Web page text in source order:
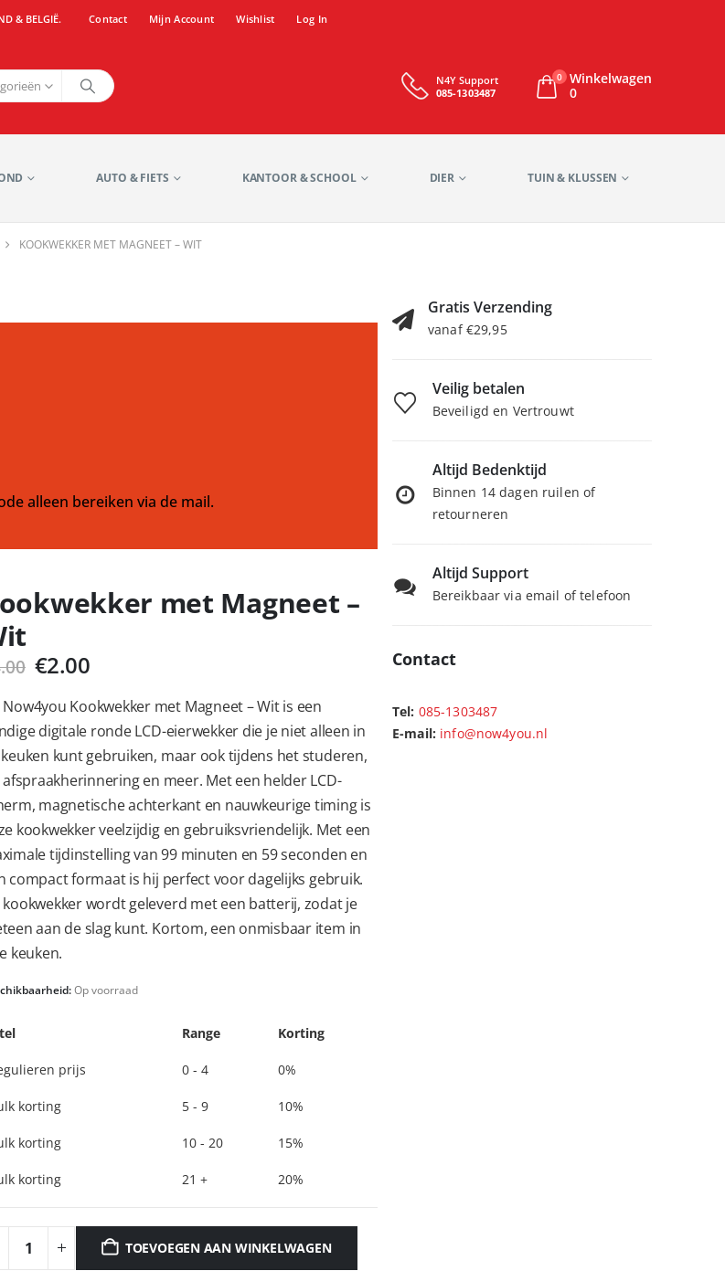
& BELGIË. Contact Mijn Account Wishlist Log In
N4Y Support
085-1303487
0 Winkelwagen
0
AUTO & FIETS KANTOOR & SCHOOL DIER TUIN & KLUSSEN
KOOKWEKKER MET MAGNEET – WIT
alleen bereiken via de mail.
met Magneet –
Oorspronkelijke
was:
€4.00.
€2.00Huidige
is:
€2.00.
Now4you Kookwekker met Magneet – Wit is een
digitale ronde LCD-eierwekker die je niet alleen in
kunt gebruiken, maar ook tijdens het studeren,
afspraakherinnering en meer. Met een helder LCD-
magnetische achterkant en nauwkeurige timing is
kookwekker veelzijdig en gebruiksvriendelijk. Met een
tijdinstelling van 99 minuten en 59 seconden en
compact formaat is hij perfect voor dagelijks gebruik.
kookwekker wordt geleverd met een batterij, zodat je
aan de slag kunt. Kortom, een onmisbaar item in
keuken.
Op voorraad
Range Korting
prijs 0 - 4 0%
korting 5 - 9 10%
korting 10 - 20 15%
korting 21 + 20%
TOEVOEGEN AAN WINKELWAGEN
Gratis Verzending
vanaf €29,95
Veilig betalen
Beveiligd en Vertrouwt
Altijd Bedenktijd
Binnen 14 dagen ruilen of
retourneren
Altijd Support
Bereikbaar via email of telefoon
Contact
Tel: 085-1303487
E-mail: info@now4you.nl